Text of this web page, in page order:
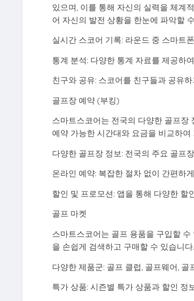
있으며, 이를 통해 자신의 실력을 체계
어 자신의 발전 상황을 한눈에 파악할
실시간 스코어 기록: 라운드 중 스마트
통계 분석: 다양한 통계 자료를 제공하
친구와 공유: 스코어를 친구들과 공유
골프장 예약 (부킹)
스마트스코어는 전국의 다양한 골프장
예약 가능한 시간대와 요금을 비교하
다양한 골프장 정보: 전국의 주요 골프
온라인 예약: 복잡한 절차 없이 간편하
할인 및 프로모션: 앱을 통해 다양한 할
골프 마켓
스마트스코어는 골프 용품을 구입할
을 손쉽게 검색하고 구매할 수 있습니다.
다양한 제품군: 골프 클럽, 골프웨어,
특가 상품: 시즌별 특가 상품과 할인 정